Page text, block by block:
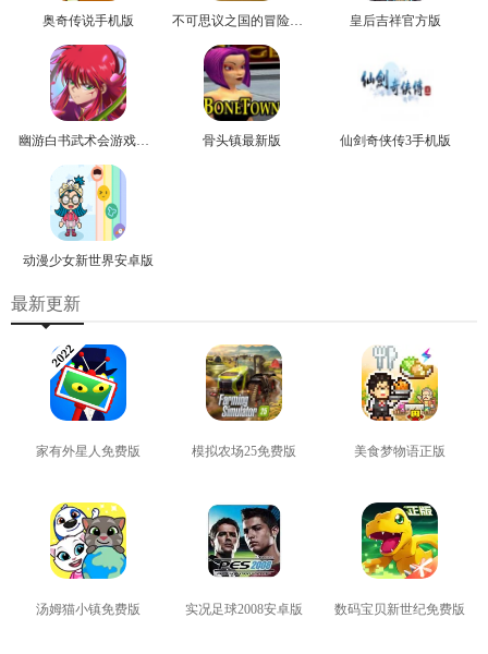
奥奇传说手机版 皇后吉祥官方版
骨头镇最新版 仙剑奇侠传3手机版
动漫少女新世界安卓版
最新更新
家有外星人免费版 模拟农场25免费版 美食梦物语正版
汤姆猫小镇免费版 实况足球2008安卓版 数码宝贝新世纪免费版